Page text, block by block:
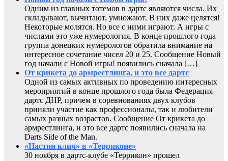
Одним из главных тотемов в дартс являются числа. Их
складывают, вычитают, умножают. В них даже целятся!
Некоторые молятся. Но все с ними играют. А игры с
числами это уже нумерология. В конце прошлого года
группа донецких нумерологов обратила внимание на
интересное сочетание чисел 20 и 25. Сообщение Новый
год начали с Новой игры! появились сначала […]
От крикета до армрестлинга, и это все дартс
Одной из самых активных по проведению интересных
мероприятий в конце прошлого года была Федерация
дартс ДНР, причем в соревнованиях двух клубов
приняли участие как профессионалы, так и любители
самых разных возрастов. Сообщение От крикета до
армрестлинга, и это все дартс появились сначала на
Darts Side of the Man.
«Настин клич» в «Терриконе»
30 ноября в дартс-клубе «Террикон» прошел